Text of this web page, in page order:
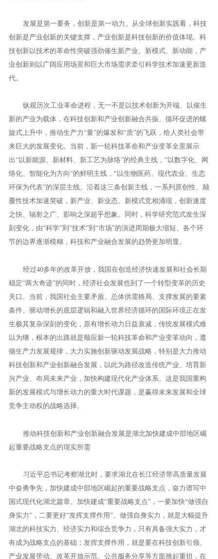
发展是第一要务，创新是第一动力。从全球创新实践看，科技
创新是产业创新的关键支撑，产业创新是科技创新的价值体现。科
技创新以技术的革命性突破强劲催生新产业、新模式、新动能，产
业创新则以广阔应用场景和巨大市场需求牵引科学技术加速更新迭
代。
纵观历次工业革命进程，无一不是以技术创新为开端、以催生
新的产业为载体，在科技创新和产业创新融合共振、循环促进的螺
旋式上升中，推动生产力“量”的爆发和“质”的飞跃，给人类社会带
来巨大的发展变化。当前，新一轮科技革命和产业变革全景展示
出“以新能源、新材料、新工艺为脉络”的经典主线，“以数字化、网
络化、智能化为方向”的鲜明主线，“以生物医药、现代农业、生态
环保为代表”的深层主线。沿着这三条创新主线，一系列原创性、颠
覆性技术加速突破，新产业、新业态、新模式竞相涌现，创新速度
之快、辐射之广、影响之深超乎想象。同时，科学研究范式发生深
刻变化，由“科学”到“技术”到“市场”的演进周期极大缩短、各个环
节的边界逐渐模糊，科技和产业融合发展的趋势更加明显。
经过40多年的改革开放，我国在创造经济快速发展和社会长期
稳定“两大奇迹”的同时，经济社会发展也到了一个转型变革的历史
关口。当前，我国社会主要矛盾、总体供需格局、支撑发展的要素
条件、驱动增长的底层逻辑和融入世界经济循环的国际环境正在发
生极其复杂深刻的变化，原有增长动力日益衰减，传统发展模式难
以为继，根本的出路就是顺应新一轮科技革命和产业变革动向，遵
循生产力发展规律，大力实施创新驱动发展战略，特别是大力推动
科技创新和产业创新融合发展，以此为路径改造传统产业、培育新
兴产业、布局未来产业，加快构建现代化产业体系。这是我国重构
新的发展模式与增长动力的重大时代课题，是赢得未来发展和全球
竞争主动权的战略选择。
推动科技创新和产业创新融合发展是湖北加快建成中部地区崛
起重要战略支点的现实所需
习近平总书记考察湖北时，要求湖北在长江经济带高质量发展
中奋勇争先，加快建成中部地区崛起的重要战略支点，奋力谱写中
国式现代化湖北篇章。加快建成“重要战略支点”，一要加快“做强自
身实力”，二要更好“发挥支撑作用”。做强自身实力，就是大幅提升
湖北的科技实力、经济实力和综合竞争力，只有具备强大实力，才
有成为战略支点的基础；发挥支撑作用，就是要在科技创新引领、
产业发展带动、改革开放示范、公共服务分享等方面挑起重担，在